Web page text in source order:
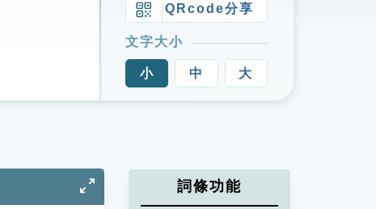
QRcode分享
文字大小
小 中 大
詞條功能